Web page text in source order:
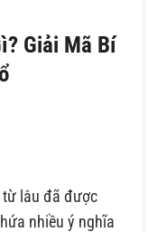
Giải Mã Bí
từ lâu đã được
nhiều ý nghĩa